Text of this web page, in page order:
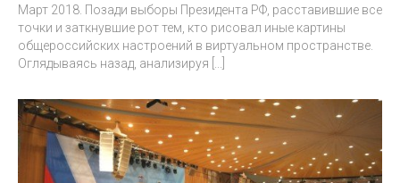
Март 2018. Позади выборы Президента РФ, расставившие все
точки и заткнувшие рот тем, кто рисовал иные картины
общероссийских настроений в виртуальном пространстве.
Оглядываясь назад, анализируя [...]